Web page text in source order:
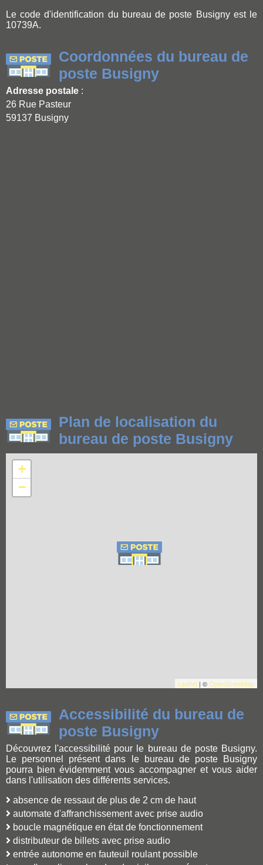
Le code d'identification du bureau de poste Busigny est le
10739A.
Coordonnées du bureau de
poste Busigny
Adresse postale :
26 Rue Pasteur
59137 Busigny
Plan de localisation du
bureau de poste Busigny
+
−
Leaflet | ©OpenStreetMap
Accessibilité du bureau de
poste Busigny
Découvrez l'accessibilité pour le bureau de poste Busigny.
Le personnel présent dans le bureau de poste Busigny
pourra bien évidemment vous accompagner et vous aider
dans l'utilisation des différents services.
absence de ressaut de plus de 2 cm de haut
automate d'affranchissement avec prise audio
boucle magnétique en état de fonctionnement
distributeur de billets avec prise audio
entrée autonome en fauteuil roulant possible